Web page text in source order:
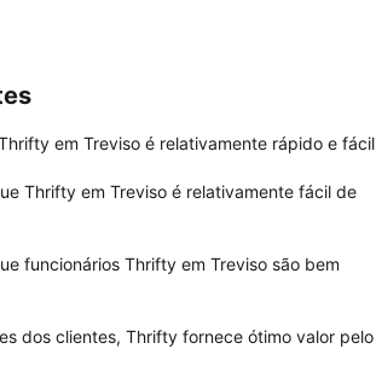
em Treviso é relativamente rápido e fácil
Thrifty em Treviso é relativamente fácil de
funcionários Thrifty em Treviso são bem
dos clientes, Thrifty fornece ótimo valor pelo